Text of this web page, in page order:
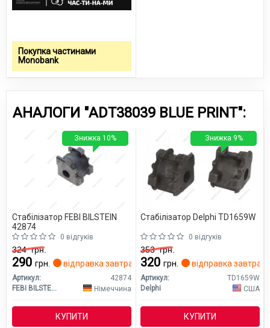
Покупка частинами
Monobank
АНАЛОГИ "ADT38039 BLUE PRINT":
Стабілізатор FEBI BILSTEIN
42874
0 відгуків
324грн.
290 грн. відправка завтра
Артикул:
42874
FEBI BILSTEIN
Німеччина
КУПИТИ
Знижка 10%
Стабілізатор Delphi TD1659W
0 відгуків
353грн.
320 грн. відправка завтра
Артикул:
TD1659W
Delphi
США
КУПИТИ
Знижка 9%